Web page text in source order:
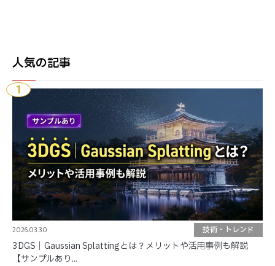
人気の記事
2026.03.30 技術・トレンド
3DGS｜Gaussian Splattingとは？メリットや活用事例も解説
【サンプルあり...
1